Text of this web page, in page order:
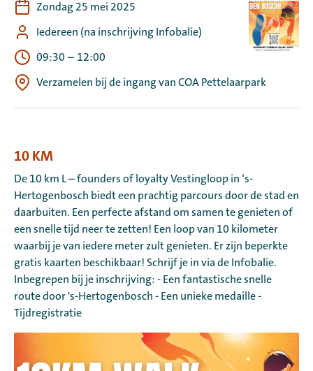
Zondag 25 mei 2025
Iedereen (na inschrijving Infobalie)
09:30 – 12:00
Verzamelen bij de ingang van COA Pettelaarpark
10 KM
De 10 km L – founders of loyalty Vestingloop in ‘s-
Hertogenbosch biedt een prachtig parcours door de stad en
daarbuiten. Een perfecte afstand om samen te genieten of
een snelle tijd neer te zetten! Een loop van 10 kilometer
waarbij je van iedere meter zult genieten. Er zijn beperkte
gratis kaarten beschikbaar! Schrijf je in via de Infobalie.
Inbegrepen bij je inschrijving: - Een fantastische snelle
route door 's-Hertogenbosch - Een unieke medaille -
Tijdregistratie